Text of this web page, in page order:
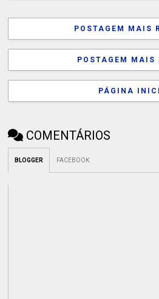
POSTAGEM MAIS
POSTAGEM MAIS
PÁGINA
COMENTÁRIOS
BLOGGER FACEBOOK